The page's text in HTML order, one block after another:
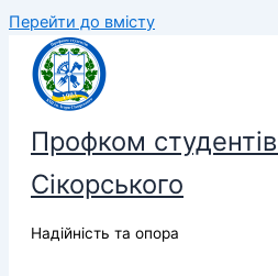
Перейти до вмісту
Профком студентів
Сікорського
Надійність та опора